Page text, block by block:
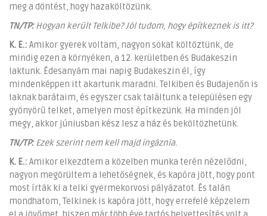
meg a döntést, hogy hazaköltözünk.
TN/TP:Hogyan került Telkibe? Jól tudom, hogy építkeznek is itt?
K. E.: Amikor gyerek voltam, nagyon sokat költöztünk, de
mindig ezen a környéken, a 12. kerületben és Budakeszin
laktunk. Édesanyám mai napig Budakeszin él, így
mindenképpen itt akartunk maradni. Telkiben és Budajenőn is
laknak barátaim, és egyszer csak találtunk a településen egy
gyönyörű telket, amelyen most építkezünk. Ha minden jól
megy, akkor júniusban kész lesz a ház és beköltözhetünk.
TN/TP:Ezek szerint nem kell majd ingáznia.
K. E.: Amikor elkezdtem a közelben munka terén nézelődni,
nagyon megörültem a lehetőségnek, és kapóra jött, hogy pont
most írták ki a telki gyermekorvosi pályázatot. És talán
mondhatom, Telkinek is kapóra jött, hogy errefelé képzelem